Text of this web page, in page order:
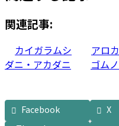
関連記事:
カイガラムシ アロ
ダニ・アカダニ
ゴム
Facebook X